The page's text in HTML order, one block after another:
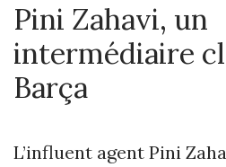
Pini Zahavi, un
intermédiaire
Barça
L’influent agent Pini